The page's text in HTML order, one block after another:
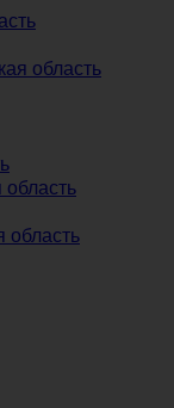
область
область